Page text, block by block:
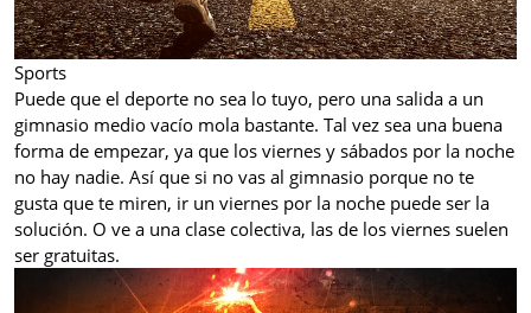
Sports
Puede que el deporte no sea lo tuyo, pero una salida a un
gimnasio medio vacío mola bastante. Tal vez sea una buena
forma de empezar, ya que los viernes y sábados por la noche
no hay nadie. Así que si no vas al gimnasio porque no te
gusta que te miren, ir un viernes por la noche puede ser la
solución. O ve a una clase colectiva, las de los viernes suelen
ser gratuitas.